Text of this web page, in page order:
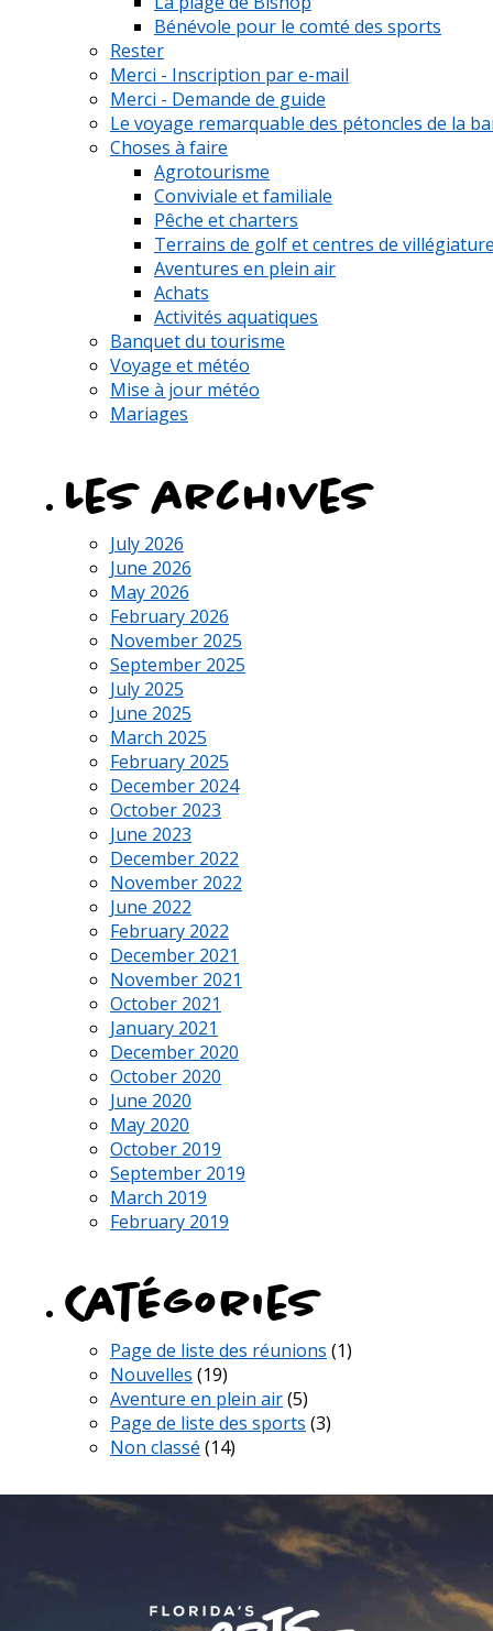
Bénévole pour le comté des sports
Rester
Merci - Inscription par e-mail
Merci - Demande de guide
Le voyage remarquable des pétoncles de la
Choses à faire
Agrotourisme
Conviviale et familiale
Pêche et charters
Terrains de golf et centres de
Aventures en plein air
Achats
Activités aquatiques
Banquet du tourisme
Voyage et météo
Mise à jour météo
Mariages
Les archives
July 2026
June 2026
May 2026
February 2026
November 2025
September 2025
July 2025
June 2025
March 2025
February 2025
December 2024
October 2023
June 2023
December 2022
November 2022
June 2022
February 2022
December 2021
November 2021
October 2021
January 2021
December 2020
October 2020
June 2020
May 2020
October 2019
September 2019
March 2019
February 2019
Catégories
Page de liste des réunions (1)
Nouvelles (19)
Aventure en plein air(5)
Page de liste des sports (3)
Non classé (14)